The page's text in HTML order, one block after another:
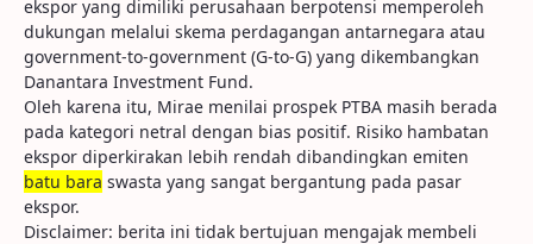
ekspor yang dimiliki perusahaan berpotensi memperoleh
dukungan melalui skema perdagangan antarnegara atau
government-to-government (G-to-G) yang dikembangkan
Danantara Investment Fund.
Oleh karena itu, Mirae menilai prospek PTBA masih berada
pada kategori netral dengan bias positif. Risiko hambatan
ekspor diperkirakan lebih rendah dibandingkan emiten
batu bara swasta yang sangat bergantung pada pasar
ekspor.
Disclaimer: berita ini tidak bertujuan mengajak membeli